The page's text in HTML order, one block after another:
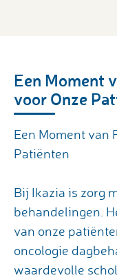
Een Moment
voor Onze
Een Moment van
Patiënten
Bij Ikazia is zorg
behandelingen.
van onze
oncologie
waardevolle